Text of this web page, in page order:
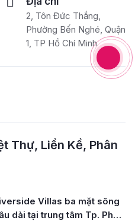
2, Tôn Đức Thắng,
Phường Bến Nghé, Quận
1, TP Hồ Chí Minh
Thự, Liền Kề, Phân
Villas ba mặt sông
dài tại trung tâm Tp. Phú